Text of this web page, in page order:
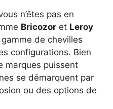
n’êtes pas en
Bricozor et Leroy
de chevilles
configurations. Bien
marques puissent
se démarquent par
ou des options de